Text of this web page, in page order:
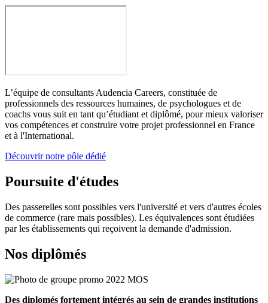
L’équipe de consultants Audencia Careers, constituée de
professionnels des ressources humaines, de psychologues et de
coachs vous suit en tant qu’étudiant et diplômé, pour mieux valoriser
vos compétences et construire votre projet professionnel en France
et à l'International.
Découvrir notre pôle dédié
Poursuite d'études
Des passerelles sont possibles vers l'université et vers d'autres écoles
de commerce (rare mais possibles). Les équivalences sont étudiées
par les établissements qui reçoivent la demande d'admission.
Nos diplômés
Des diplomés fortement intégrés au sein de grandes institutions